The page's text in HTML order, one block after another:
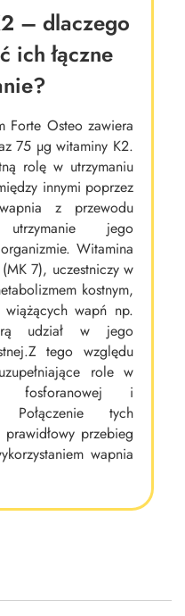
– dlaczego
ich łączne
Forte Osteo zawiera
75 µg witaminy K2.
rolę w utrzymaniu
innymi poprzez
z przewodu
jego
Witamina
7), uczestniczy w
kostnym,
wapń np.
udział w jego
tego względu
role w
fosforanowej i
Połączenie tych
przebieg
wapnia